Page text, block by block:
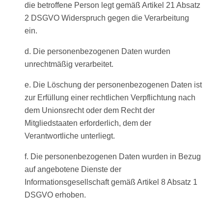
die betroffene Person legt gemäß Artikel 21 Absatz
2 DSGVO Widerspruch gegen die Verarbeitung
ein.
d. Die personenbezogenen Daten wurden
unrechtmäßig verarbeitet.
e. Die Löschung der personenbezogenen Daten ist
zur Erfüllung einer rechtlichen Verpflichtung nach
dem Unionsrecht oder dem Recht der
Mitgliedstaaten erforderlich, dem der
Verantwortliche unterliegt.
f. Die personenbezogenen Daten wurden in Bezug
auf angebotene Dienste der
Informationsgesellschaft gemäß Artikel 8 Absatz 1
DSGVO erhoben.